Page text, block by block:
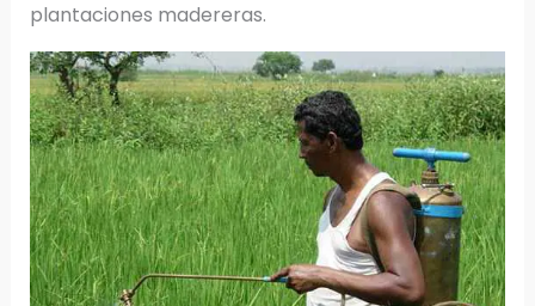
plantaciones madereras.